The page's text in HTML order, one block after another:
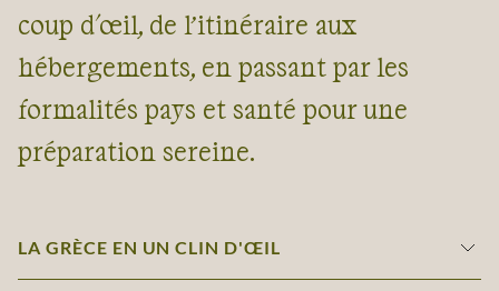
coup d'œil, de l’itinéraire aux
hébergements, en passant par les
formalités pays et santé pour une
préparation sereine.
LA GRÈCE EN UN CLIN D'ŒIL